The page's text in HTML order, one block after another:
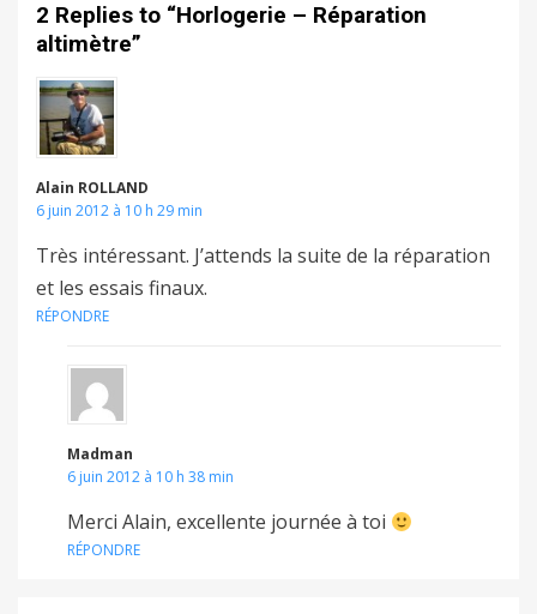
2 Replies to “Horlogerie – Réparation
altimètre”
Alain ROLLAND
6 juin 2012 à 10 h 29 min
Très intéressant. J’attends la suite de la réparation
et les essais finaux.
RÉPONDRE
Madman
6 juin 2012 à 10 h 38 min
Merci Alain, excellente journée à toi
RÉPONDRE